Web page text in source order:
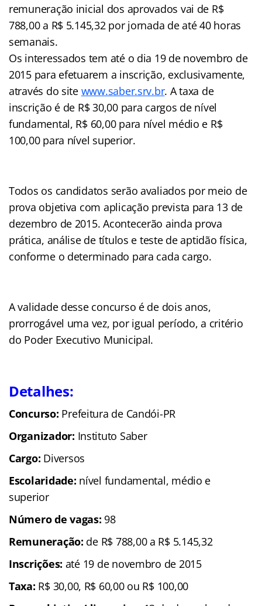
remuneração inicial dos aprovados vai de R$
788,00 a R$ 5.145,32 por jornada de até 40 horas
semanais.
Os interessados tem até o dia 19 de novembro de
2015 para efetuarem a inscrição, exclusivamente,
através do site www.saber.srv.br. A taxa de
inscrição é de R$ 30,00 para cargos de nível
fundamental, R$ 60,00 para nível médio e R$
100,00 para nível superior.
Todos os candidatos serão avaliados por meio de
prova objetiva com aplicação prevista para 13 de
dezembro de 2015. Acontecerão ainda prova
prática, análise de títulos e teste de aptidão física,
conforme o determinado para cada cargo.
A validade desse concurso é de dois anos,
prorrogável uma vez, por igual período, a critério
do Poder Executivo Municipal.
Detalhes:
Concurso: Prefeitura de Candói-PR
Organizador: Instituto Saber
Cargo: Diversos
Escolaridade: nível fundamental, médio e
superior
Número de vagas: 98
Remuneração: de R$ 788,00 a R$ 5.145,32
Inscrições: até 19 de novembro de 2015
Taxa: R$ 30,00, R$ 60,00 ou R$ 100,00